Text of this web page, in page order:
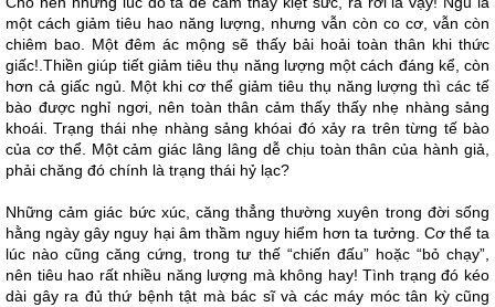
một cách giảm tiêu hao năng lượng, nhưng vẫn còn co cơ, vẫn còn
chiêm bao. Một đêm ác mộng sẽ thấy bải hoải toàn thân khi thức
giấc!.Thiền giúp tiết giảm tiêu thụ năng lượng một cách đáng kể, còn
hơn cả giấc ngủ. Một khi cơ thể giảm tiêu thụ năng lượng thì các tế
bào được nghỉ ngơi, nên toàn thân cảm thấy thấy nhẹ nhàng sảng
khoái. Trạng thái nhẹ nhàng sảng khóai đó xảy ra trên từng tế bào
của cơ thể. Một cảm giác lâng lâng dễ chịu toàn thân của hành giả,
phải chăng đó chính là trạng thái hỷ lạc?
Những cảm giác bức xúc, căng thẳng thường xuyên trong đời sống
hằng ngày gây nguy hại âm thầm nguy hiểm hơn ta tưởng. Cơ thể ta
lúc nào cũng căng cứng, trong tư thế “chiến đấu” hoặc “bỏ chạy”,
nên tiêu hao rất nhiều năng lượng mà không hay! Tình trạng đó kéo
dài gây ra đủ thứ bệnh tật mà bác sĩ và các máy móc tân kỳ cũng